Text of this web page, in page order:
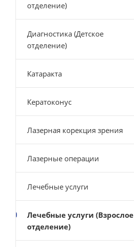
отделение)
Диагностика (Детское
отделение)
Катаракта
Кератоконус
Лазерная корекция зрения
Лазерные операции
Лечебные услуги
Лечебные услуги (Взрослое
отделение)